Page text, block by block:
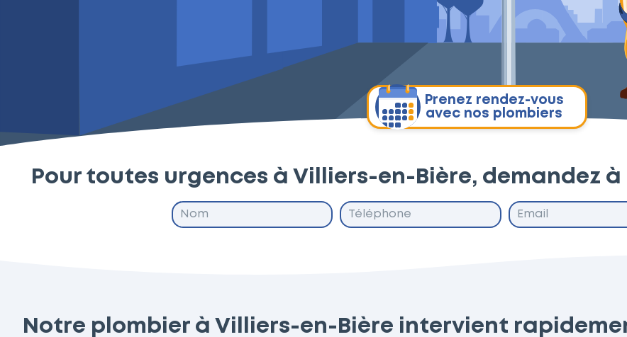
Prenez rendez-vous
avec nos plombiers
Pour toutes urgences à Villiers-en-Bière, demandez
Notre plombier à Villiers-en-Bière intervient